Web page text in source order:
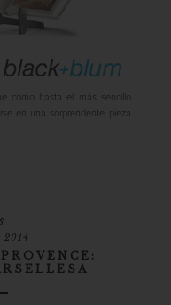
cómo hasta el más sencillo
en una sorprendente pieza
2014